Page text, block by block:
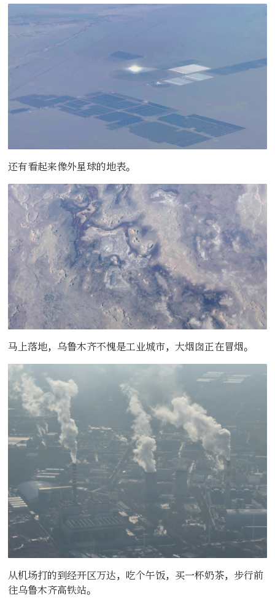
还有看起来像外星球的地表。
马上落地，乌鲁木齐不愧是工业城市，大烟囱正在冒烟。
从机场打的到经开区万达，吃个午饭，买一杯奶茶，步行前
往乌鲁木齐高铁站。